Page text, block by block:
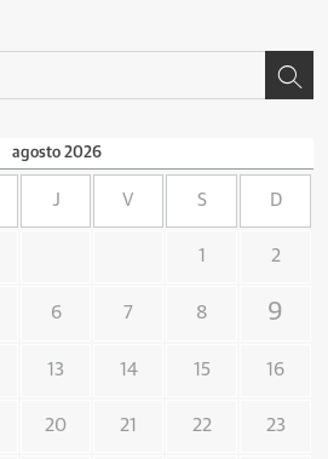
agosto 2026
J V S D
1 2
6 7 8 9
13 14 15 16
20 21 22 23